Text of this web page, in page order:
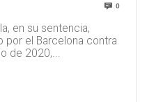
0
en su sentencia,
por el Barcelona contra
de 2020,...